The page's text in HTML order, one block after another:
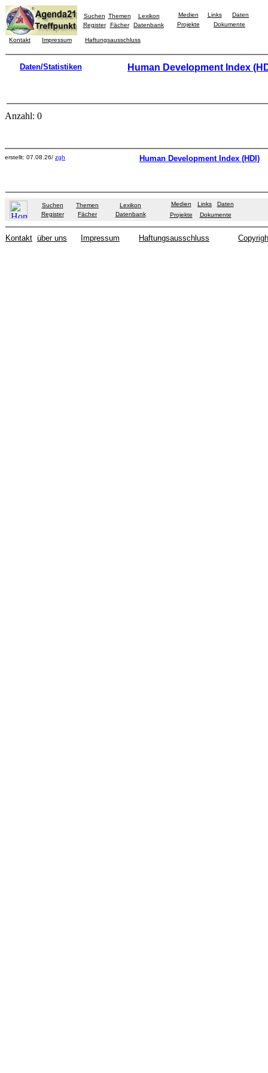
Suchen Themen
Lexikon
Register
Fächer Datenbank
Medien Links
Daten
Projekte
Dokumente
Kontakt Impressum Haftungsausschluss
Daten/Statistiken Human Development Index
Anzahl: 0
erstellt: 07.08.26/ zgh Human Development Index (HDI)
Suchen Themen
Lexikon
Register
Fächer Datenbank
Medien Links
Daten
Projekte
Dokumente
Kontakt über uns Impressum Haftungsausschluss